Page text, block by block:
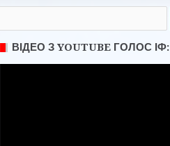
ВІДЕО З YOUTUBE ГОЛОС ІФ: